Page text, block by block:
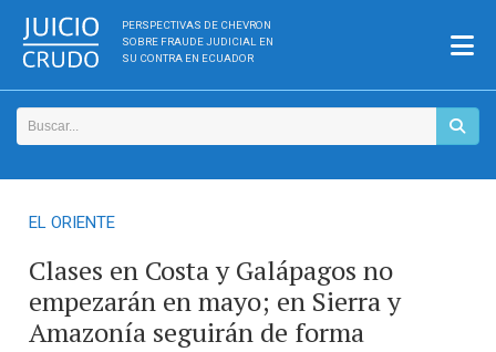
PERSPECTIVAS DE CHEVRON
SOBRE FRAUDE JUDICIAL EN
SU CONTRA EN ECUADOR
EL ORIENTE
Clases en Costa y Galápagos no
empezarán en mayo; en Sierra y
Amazonía seguirán de forma